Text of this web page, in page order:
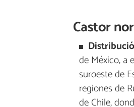
Castor
de México, a
suroeste de
regiones de
de Chile,